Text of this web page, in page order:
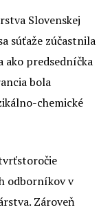
Slovenskej
súťaže zúčastnila
ako predsedníčka
bola
chemické
odborníkov v
Zároveň